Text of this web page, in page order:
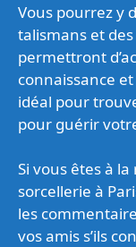
Vous pourrez y
talismans et
permettront
connaissance
idéal pour
pour guérir
Si vous êtes à
sorcellerie à
les
vos amis s’ils